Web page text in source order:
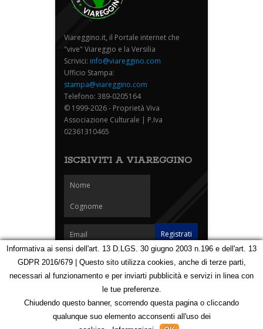
Viareggino.it, il Portale internet che
"vive" Viareggio e la Versilia
Scrivici: info@viareggino.com
Ufficio Stampa:
stampa@viareggino.com
Telefono: 389-0205164
© 1999-2026 - Proprietà Viva
Associazione Culturale | P.Iva
02361310465
ISCRIVITI A VIAREGGINO
Homepage Notizie Speciali Eventi Foto Carnevale
Partners
Contatti
Mappa
123078328
Informativa ai sensi dell'art. 13 D.LGS. 30 giugno 2003 n.196 e dell'art. 13
GDPR 2016/679 | Questo sito utilizza cookies, anche di terze parti,
necessari al funzionamento e per inviarti pubblicità e servizi in linea con
le tue preferenze.
Chiudendo questo banner, scorrendo questa pagina o cliccando
qualunque suo elemento acconsenti all'uso dei